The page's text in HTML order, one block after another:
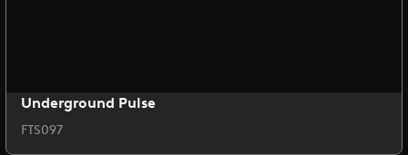
Underground Pulse
FTS097